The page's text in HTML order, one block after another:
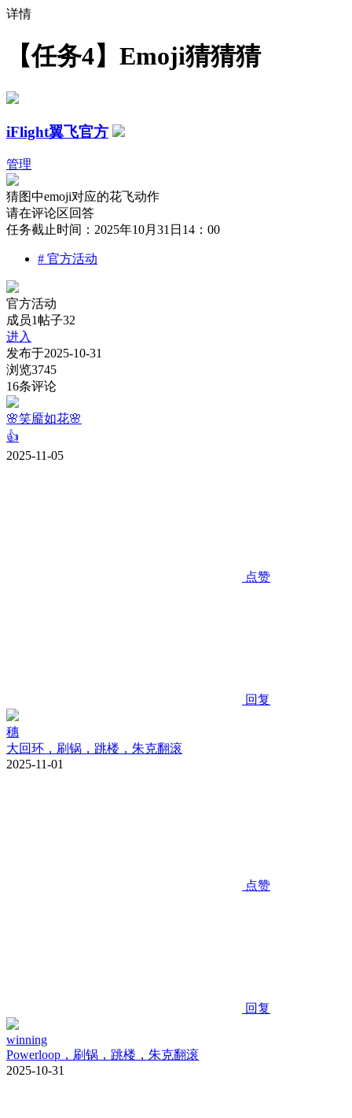
详情
【任务4】Emoji猜猜猜
iFlight翼飞官方
管理
猜图中emoji对应的花飞动作
请在评论区回答
任务截止时间：2025年10月31日14：00
# 官方活动
官方活动
成员1帖子32
进入
发布于2025-10-31
浏览3745
16条评论
🌸笑靥如花🌸
👍
2025-11-05
点赞
回复
穗
大回环，刷锅，跳楼，朱克翻滚
2025-11-01
点赞
回复
winning
Powerloop，刷锅，跳楼，朱克翻滚
2025-10-31